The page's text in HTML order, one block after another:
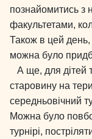
познайомитись з
факультетами,
Також в цей
можна було
А ще, для дітей
старовину на
середньовічний
Можна було
турнірі,